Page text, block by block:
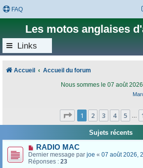
FAQ
Les motos anglaises
Links
Accueil Accueil du forum
Nous sommes le 07 août
Page 1sur
1 2 3 4 5
Sujets récents
RADIO MAC
Dernier message par joe « 07 août 2026,
Réponses : 23